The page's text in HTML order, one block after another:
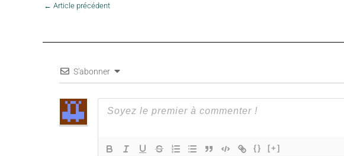
← Article précédent
S'abonner
{} [+]